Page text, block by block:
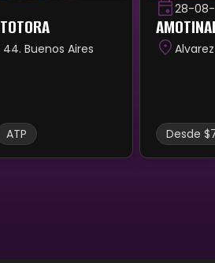
Buenos Aires
ATP
28-
Desde